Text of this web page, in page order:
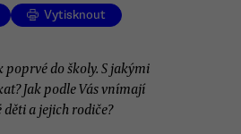
Vytisknout
poprvé do školy. S jakými
Jak podle Vás vnímají
a jejich rodiče?